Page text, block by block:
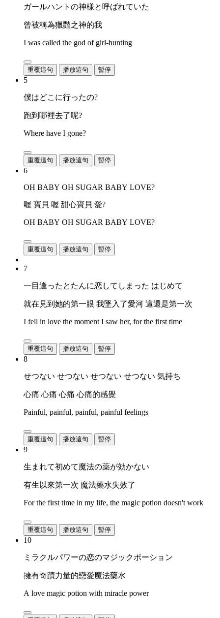
ガールハントの神様と呼ばれていた
曾被稱為獵豔之神的我
I was called the god of girl-hunting
重覆這句 播放這句 暫停
5
僕はどこに行ったの?
跑到哪裡去了呢?
Where have I gone?
重覆這句 播放這句 暫停
6
OH BABY OH SUGAR BABY LOVE?
喔 寶貝 喔 甜心寶貝 愛?
OH BABY OH SUGAR BABY LOVE?
重覆這句 播放這句 暫停
7
一目逢ったとたんに恋してしまった はじめて
就在見到她的第一眼 我墜入了愛河 這還是第一次
I fell in love the moment I saw her, for the first time
重覆這句 播放這句 暫停
8
せつない せつない せつない せつない 気持ち
心痛 心痛 心痛 心痛的感覺
Painful, painful, painful, painful feelings
重覆這句 播放這句 暫停
9
生まれて初めて魔法の薬が効かない
有生以來第一次 魔法藥水失效了
For the first time in my life, the magic potion doesn't work
重覆這句 播放這句 暫停
10
ミラクルパワーの恋のマジックポーション
擁有奇蹟力量的戀愛魔法藥水
A love magic potion with miracle power